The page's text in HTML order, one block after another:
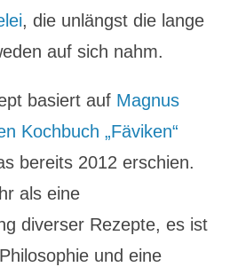
, die unlängst die lange
auf sich nahm.
basiert auf Magnus
Kochbuch „Fäviken“
bereits 2012 erschien.
als eine
diverser Rezepte, es ist
und eine